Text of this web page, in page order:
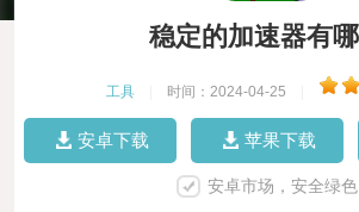
稳定的加速器有
工具 时间：2024-04-25
安卓下载 苹果下载
安卓市场，安全绿色